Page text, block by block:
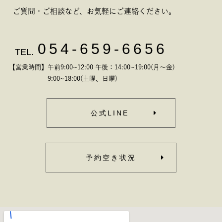
ご質問・ご相談など、お気軽にご連絡ください。
TEL. 054-659-6656
【営業時間】午前9:00~12:00 午後：14:00~19:00(月～金)
9:00~18:00(土曜、日曜)
公式LINE
予約空き状況